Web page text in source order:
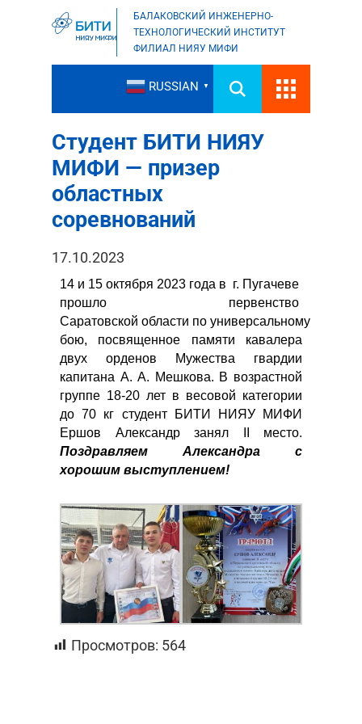
БАЛАКОВСКИЙ ИНЖЕНЕРНО-
ТЕХНОЛОГИЧЕСКИЙ ИНСТИТУТ
ФИЛИАЛ НИЯУ МИФИ
RUSSIAN ▼
Студент БИТИ НИЯУ
МИФИ — призер
областных
соревнований
17.10.2023
14 и 15 октября 2023 года в г. Пугачеве
прошло первенство
Саратовской области по универсальному
бою, посвященное памяти кавалера
двух орденов Мужества гвардии
капитана А. А. Мешкова. В возрастной
группе 18-20 лет в весовой категории
до 70 кг студент БИТИ НИЯУ МИФИ
Ершов Александр занял II место.
Поздравляем Александра с
хорошим выступлением!
Просмотров: 564